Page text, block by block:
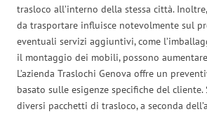
trasloco all’interno della stessa città.
da trasportare influisce notevolmente sul
eventuali servizi aggiuntivi, come
il montaggio dei mobili, possono
L’azienda Traslochi Genova offre un
basato sulle esigenze specifiche del
diversi pacchetti di trasloco, a seconda